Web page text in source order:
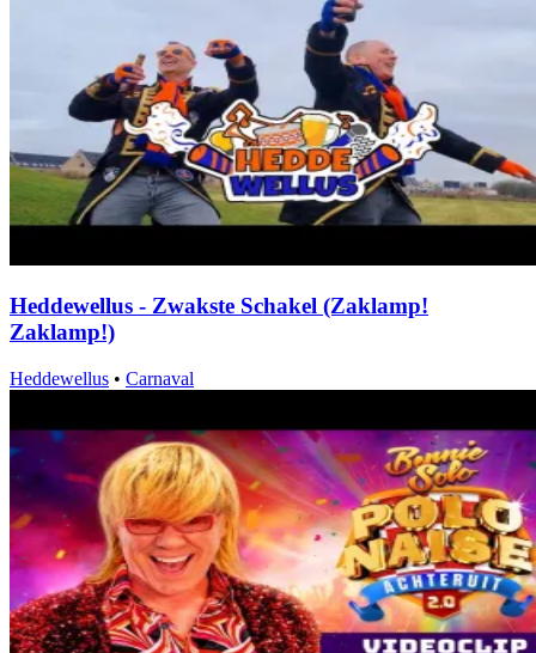
Heddewellus - Zwakste Schakel (Zaklamp!
Zaklamp!)
Heddewellus • Carnaval